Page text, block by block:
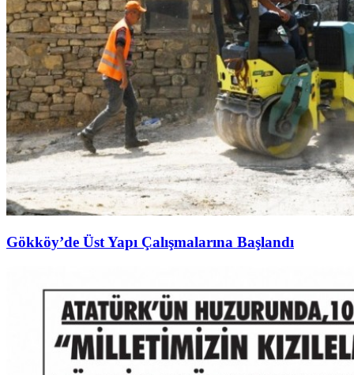
Gökköy’de Üst Yapı Çalışmalarına Başlandı